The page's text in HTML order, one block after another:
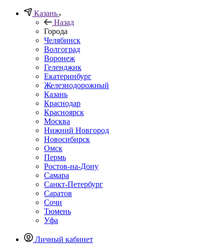
Казань
Назад
Города
Челябинск
Волгоград
Воронеж
Геленджик
Екатеринбург
Железнодорожный
Казань
Краснодар
Красноярск
Москва
Нижний Новгород
Новосибирск
Омск
Пермь
Ростов-на-Дону
Самара
Санкт-Петербург
Саратов
Сочи
Тюмень
Уфа
Личный кабинет